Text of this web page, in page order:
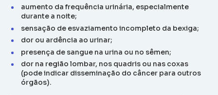
aumento da frequência urinária, especialmente
durante a noite;
sensação de esvaziamento incompleto da bexiga;
dor ou ardência ao urinar;
presença de sangue na urina ou no sêmen;
dor na região lombar, nos quadris ou nas coxas
(pode indicar disseminação do câncer para outros
órgãos).